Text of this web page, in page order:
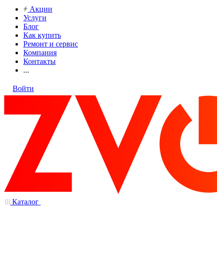
Акции
Услуги
Блог
Как купить
Ремонт и сервис
Компания
Контакты
...
Войти
Каталог